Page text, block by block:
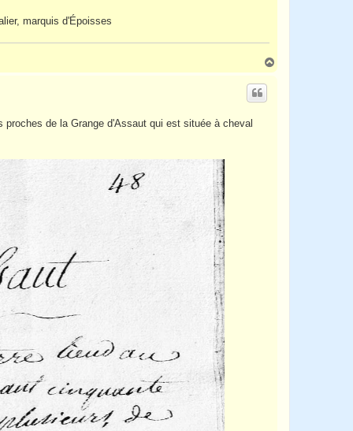
marquis d'Époisses
a
de la Grange d'Assaut qui est située à cheval